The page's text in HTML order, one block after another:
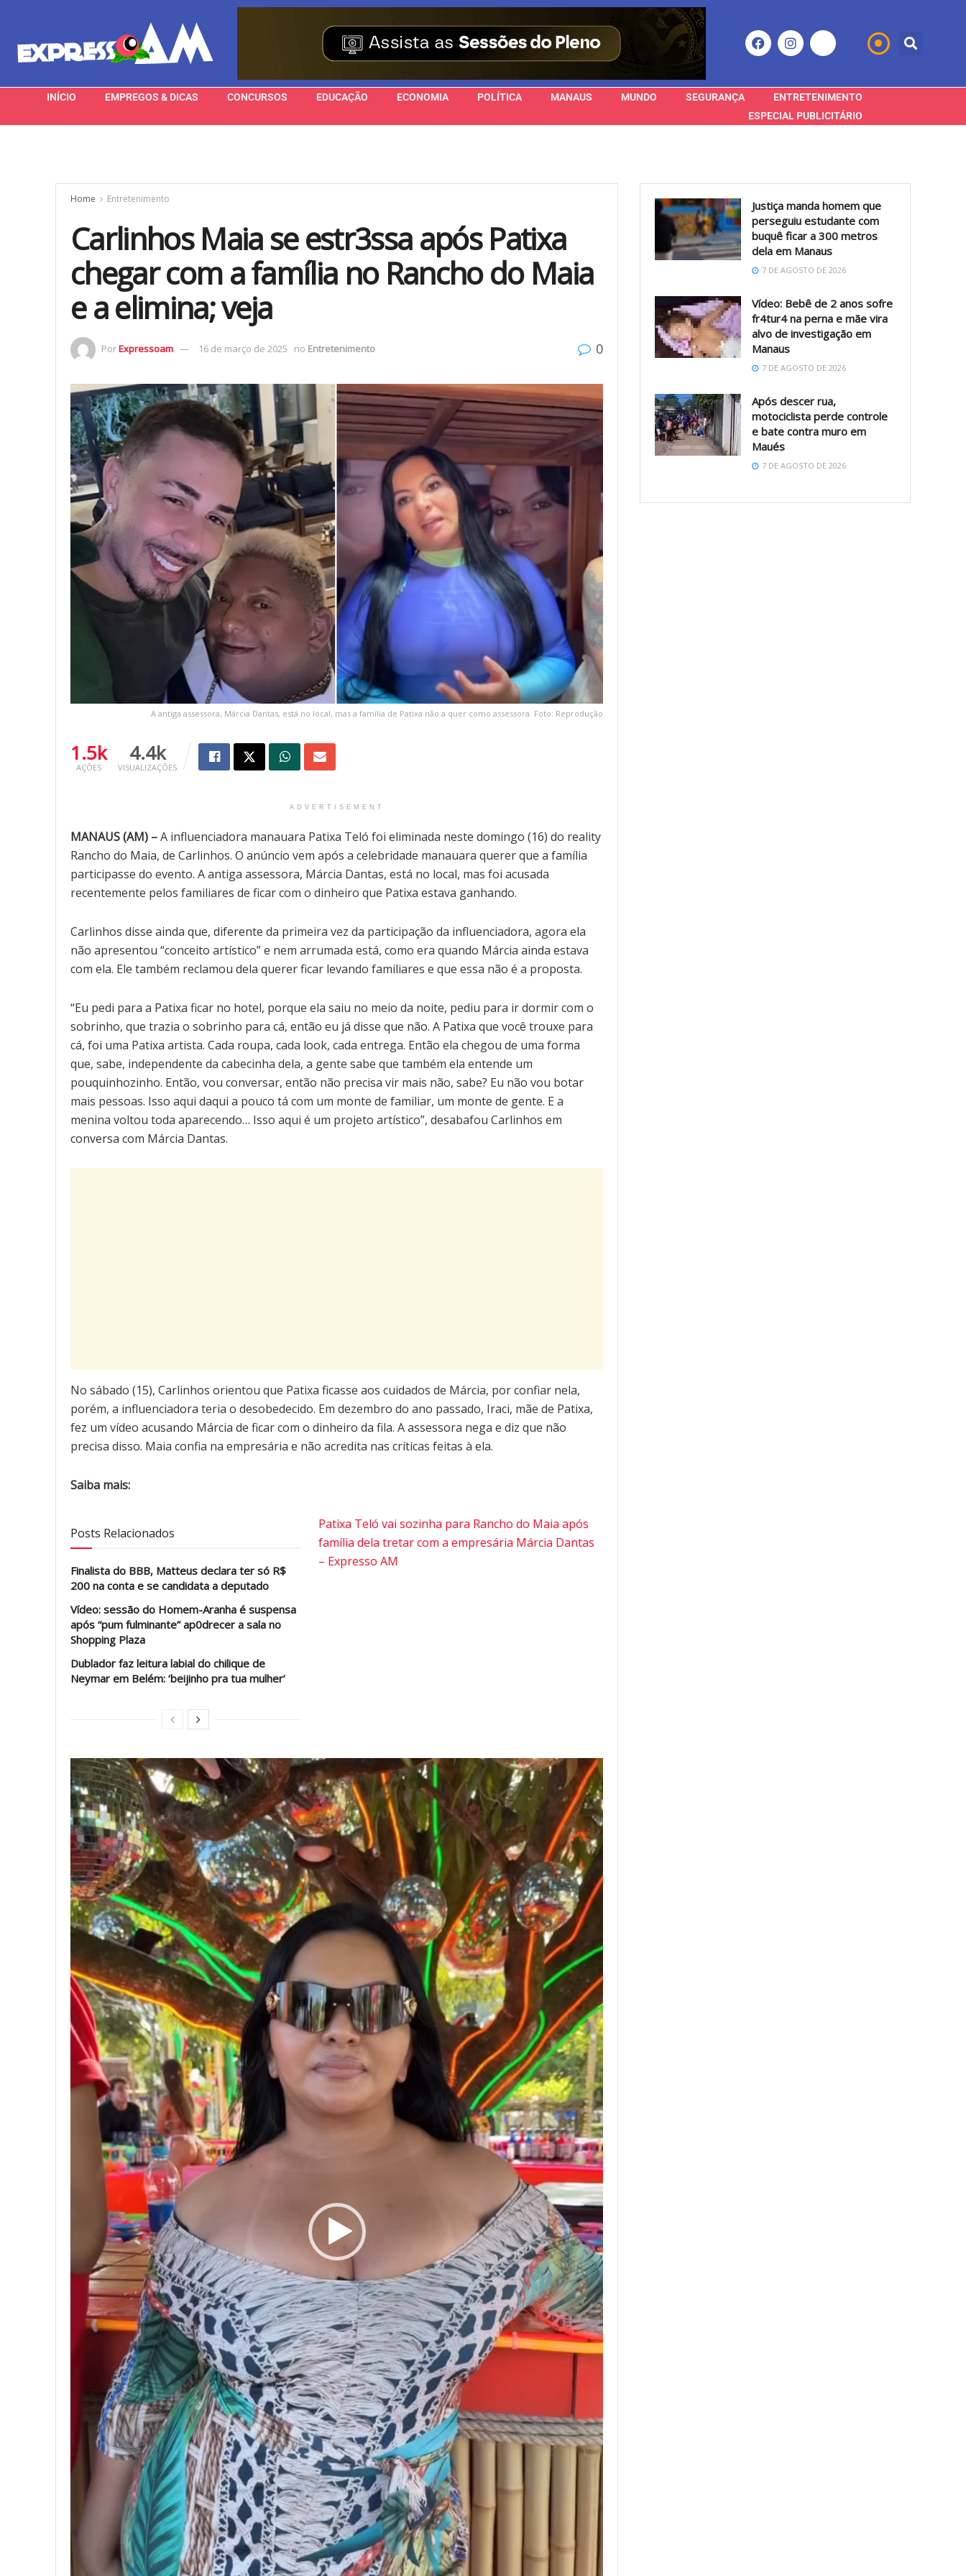
INÍCIO EMPREGOS & DICAS CONCURSOS EDUCAÇÃO ECONOMIA POLÍTICA MANAUS MUNDO SEGURANÇA
ENTRETENIMENTO
ESPECIAL PUBLICITÁRIO
Home Entretenimento
Carlinhos Maia se estr3ssa após Patixa
chegar com a família no Rancho do Maia
e a elimina; veja
PorExpressoam 16 de março de 2025 no Entretenimento 0
A antiga assessora, Márcia Dantas, está no local, mas a família de Patixa não a quer como assessora. Foto: Reprodução
1.5k
AÇÕES
4.4k
VISUALIZAÇÕES
ADVERTISEMENT
MANAUS (AM) –A influenciadora manauara Patixa Teló foi eliminada neste domingo (16) do reality
Rancho do Maia, de Carlinhos. O anúncio vem após a celebridade manauara querer que a família
participasse do evento. A antiga assessora, Márcia Dantas, está no local, mas foi acusada
recentemente pelos familiares de ficar com o dinheiro que Patixa estava ganhando.
Carlinhos disse ainda que, diferente da primeira vez da participação da influenciadora, agora ela
não apresentou “conceito artístico” e nem arrumada está, como era quando Márcia ainda estava
com ela. Ele também reclamou dela querer ficar levando familiares e que essa não é a proposta.
“Eu pedi para a Patixa ficar no hotel, porque ela saiu no meio da noite, pediu para ir dormir com o
sobrinho, que trazia o sobrinho para cá, então eu já disse que não. A Patixa que você trouxe para
cá, foi uma Patixa artista. Cada roupa, cada look, cada entrega. Então ela chegou de uma forma
que, sabe, independente da cabecinha dela, a gente sabe que também ela entende um
pouquinhozinho. Então, vou conversar, então não precisa vir mais não, sabe? Eu não vou botar
mais pessoas. Isso aqui daqui a pouco tá com um monte de familiar, um monte de gente. E a
menina voltou toda aparecendo… Isso aqui é um projeto artístico”, desabafou Carlinhos em
conversa com Márcia Dantas.
No sábado (15), Carlinhos orientou que Patixa ficasse aos cuidados de Márcia, por confiar nela,
porém, a influenciadora teria o desobedecido. Em dezembro do ano passado, Iraci, mãe de Patixa,
fez um vídeo acusando Márcia de ficar com o dinheiro da fila. A assessora nega e diz que não
precisa disso. Maia confia na empresária e não acredita nas críticas feitas à ela.
Saiba mais:
Posts Relacionados
Finalista do BBB, Matteus declara ter só R$
200 na conta e se candidata a deputado
Vídeo: sessão do Homem-Aranha é suspensa
após “pum fulminante” ap0drecer a sala no
Shopping Plaza
Dublador faz leitura labial do chilique de
Neymar em Belém: ‘beijinho pra tua mulher’
Patixa Teló vai sozinha para Rancho do Maia após
família dela tretar com a empresária Márcia Dantas
– Expresso AM
Justiça manda homem que
perseguiu estudante com
buquê ficar a 300 metros
dela em Manaus
7 DE AGOSTO DE 2026
Vídeo: Bebê de 2 anos sofre
fr4tur4 na perna e mãe vira
alvo de investigação em
Manaus
7 DE AGOSTO DE 2026
Após descer rua,
motociclista perde controle
e bate contra muro em
Maués
7 DE AGOSTO DE 2026